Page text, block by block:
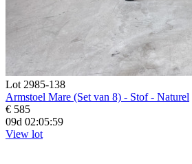
Lot 2985-138
Armstoel Mare (Set van 8) - Stof - Naturel
€ 585
09d 02:05:58
View lot